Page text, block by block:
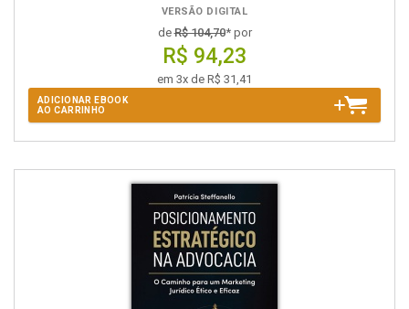
VERSÃO DIGITAL
deR$ 104,70* por
R$ 94,23
em 3x de R$ 31,41
ADICIONAR EBOOK
AO CARRINHO